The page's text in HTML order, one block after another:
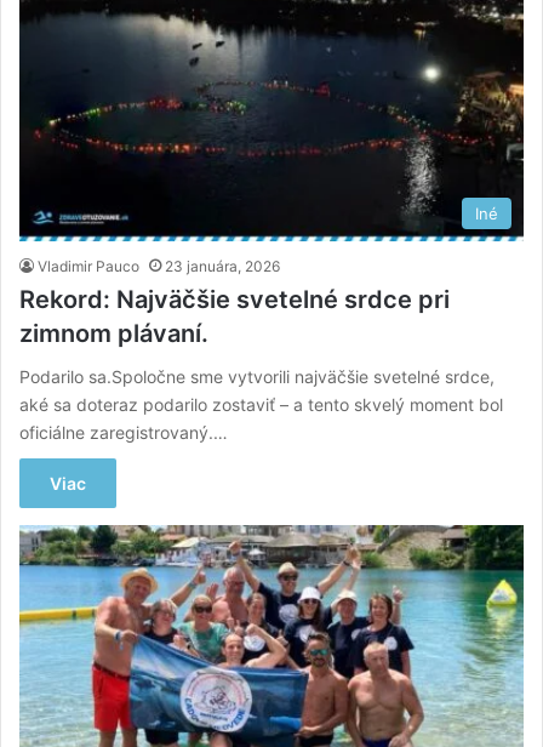
Iné
Vladimir Pauco 23 januára, 2026
Rekord: Najväčšie svetelné srdce pri
zimnom plávaní.
Podarilo sa.Spoločne sme vytvorili najväčšie svetelné srdce,
aké sa doteraz podarilo zostaviť – a tento skvelý moment bol
oficiálne zaregistrovaný.…
Viac